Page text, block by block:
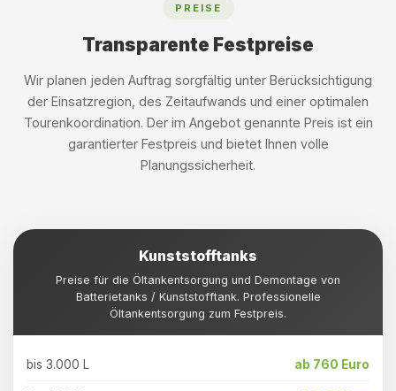
PREISE
Transparente Festpreise
Wir planen jeden Auftrag sorgfältig unter Berücksichtigung
der Einsatzregion, des Zeitaufwands und einer optimalen
Tourenkoordination. Der im Angebot genannte Preis ist ein
garantierter Festpreis und bietet Ihnen volle
Planungssicherheit.
Kunststofftanks
Preise für die Öltankentsorgung und Demontage von
Batterietanks / Kunststofftank. Professionelle
Öltankentsorgung zum Festpreis.
bis 3.000 L ab 760 Euro